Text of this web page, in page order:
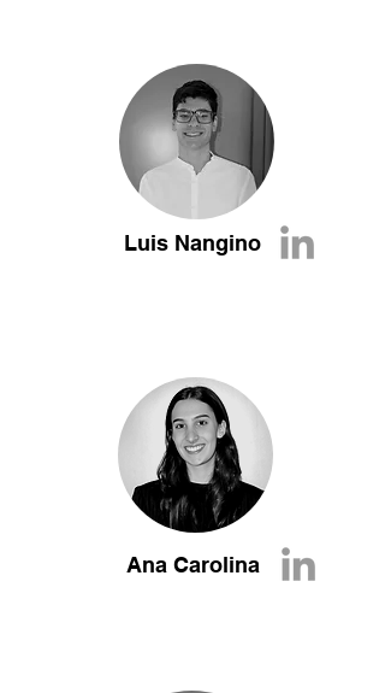
Luis Nangino
Ana Carolina